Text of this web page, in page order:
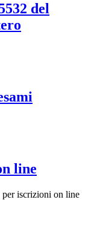
del
line
per iscrizioni on line